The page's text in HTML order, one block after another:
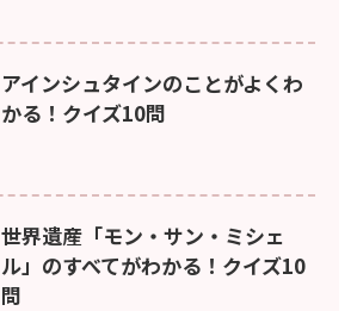
アインシュタインのことがよくわ
かる！クイズ10問
世界遺産「モン・サン・ミシェ
ル」のすべてがわかる！クイズ10
問